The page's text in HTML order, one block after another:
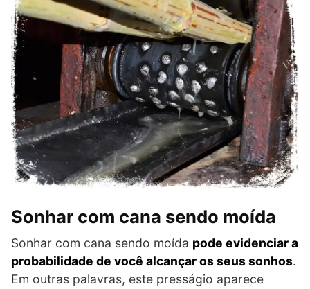
Sonhar com cana sendo moída
Sonhar com cana sendo moída pode evidenciar a
probabilidade de você alcançar os seus sonhos.
Em outras palavras, este presságio aparece